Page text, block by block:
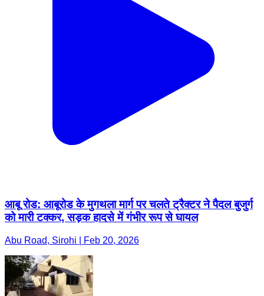
आबू रोड: आबूरोड के मुगथला मार्ग पर चलते ट्रैक्टर ने पैदल बुजुर्ग
को मारी टक्कर, सड़क हादसे में गंभीर रूप से घायल
Abu Road, Sirohi | Feb 20, 2026